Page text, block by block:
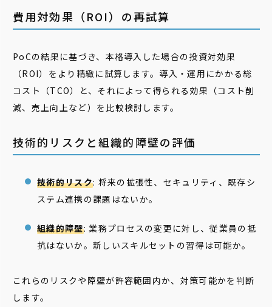
費用対効果（ROI）の再試算
PoCの結果に基づき、本格導入した場合の投資対効果
（ROI）をより精緻に試算します。導入・運用にかかる総
コスト（TCO）と、それによって得られる効果（コスト削
減、売上向上など）を比較検討します。
技術的リスクと組織的障壁の評価
技術的リスク: 将来の拡張性、セキュリティ、既存シ
ステム連携の課題はないか。
組織的障壁: 業務プロセスの変更に対し、従業員の抵
抗はないか。新しいスキルセットの習得は可能か。
これらのリスクや障壁が許容範囲内か、対策可能かを判断
します。